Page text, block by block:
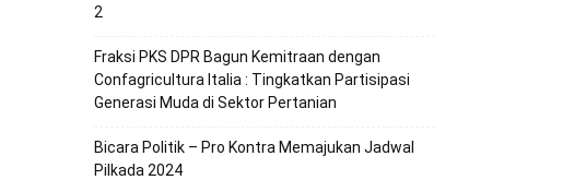
2
Fraksi PKS DPR Bagun Kemitraan dengan
Confagricultura Italia : Tingkatkan Partisipasi
Generasi Muda di Sektor Pertanian
Bicara Politik – Pro Kontra Memajukan Jadwal
Pilkada 2024